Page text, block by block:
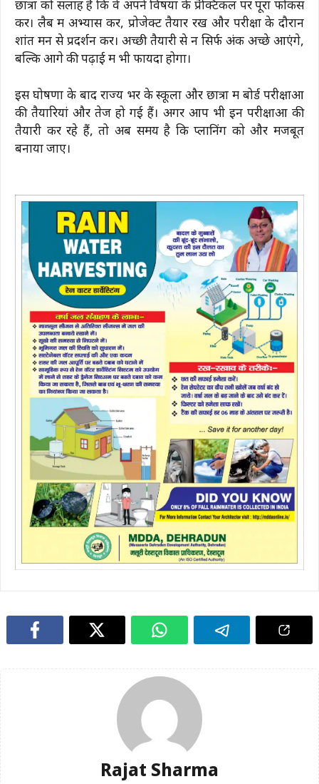
छात्रों को सलाह है कि वे अपने विषयों के प्रैक्टिकल पर पूरा फोकस
करें। लैब में अभ्यास करें, प्रोजेक्ट तैयार रखें और परीक्षा के दौरान
शांत मन से प्रदर्शन करें। अच्छी तैयारी से न सिर्फ अंक अच्छे आएंगे,
बल्कि आगे की पढ़ाई में भी फायदा होगा।
इस घोषणा के बाद राज्य भर के स्कूलों और छात्रों में बोर्ड परीक्षाओं
की तैयारियां और तेज हो गई हैं। अगर आप भी इन परीक्षाओं की
तैयारी कर रहे हैं, तो अब समय है कि प्लानिंग को और मजबूत
बनाया जाए।
Rajat Sharma